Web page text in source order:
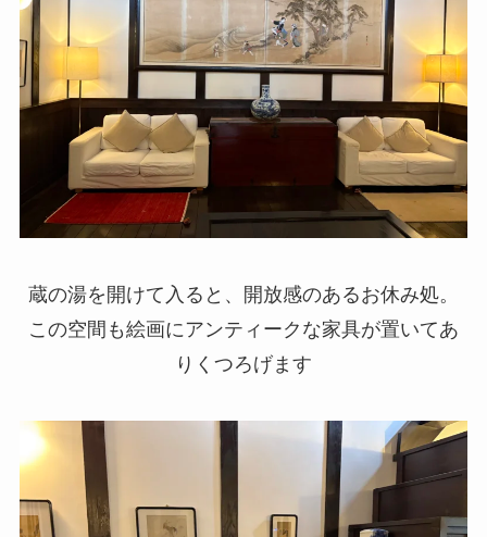
蔵の湯を開けて入ると、開放感のあるお休み処。
この空間も絵画にアンティークな家具が置いてあ
りくつろげます